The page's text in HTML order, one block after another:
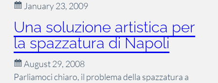
January 23, 2009
Una soluzione artistica per
la spazzatura di Napoli
August 29, 2008
Parliamoci chiaro, il problema della spazzatura a